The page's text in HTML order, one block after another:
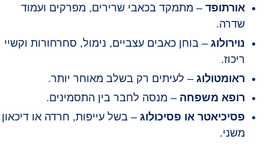
אורתופד – מתמקד בכאבי שרירים, מפרקים ועמוד
שדרה.
נוירולוג – בוחן כאבים עצביים, נימול, סחרחורות וקשיי
ריכוז.
ראומטולוג – לעיתים רק בשלב מאוחר יותר.
רופא משפחה – מנסה לחבר בין התסמינים.
פסיכיאטר או פסיכולוג – בשל עייפות, חרדה או דיכאון
משני.